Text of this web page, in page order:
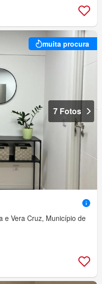
muita procura
7 Fotos
e Vera Cruz, Município de